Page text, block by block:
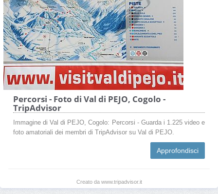
Percorsi - Foto di Val di PEJO, Cogolo -
TripAdvisor
Immagine di Val di PEJO, Cogolo: Percorsi - Guarda i 1.225 video e
foto amatoriali dei membri di TripAdvisor su Val di PEJO.
Approfondisci
Creato da www.tripadvisor.it